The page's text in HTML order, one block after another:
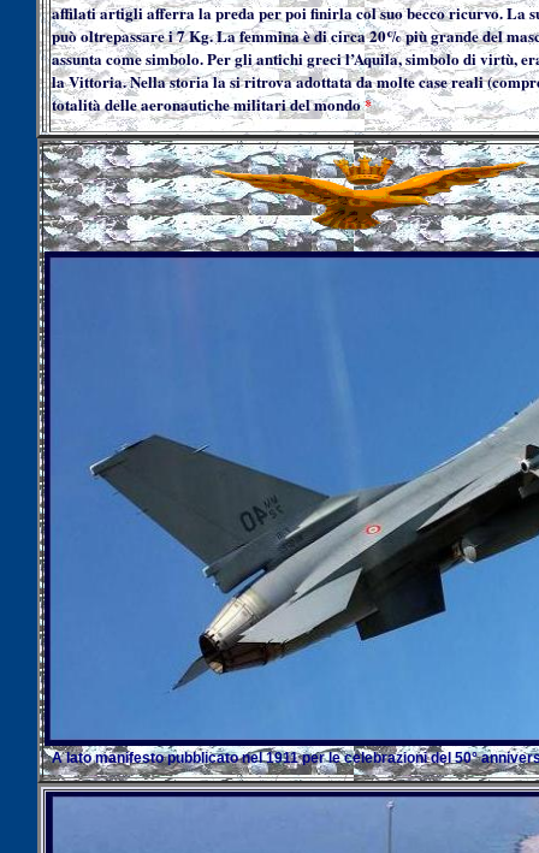
affilati artigli afferra la preda per poi finirla col suo becco ricurvo. La
può oltrepassare i 7 Kg. La femmina è di circa 20% più grande del
assunta come simbolo. Per gli antichi greci l’Aquila, simbolo di virtù,
la Vittoria. Nella storia la si ritrova adottata da molte case reali
totalità delle aeronautiche militari del mondo*
A lato manifesto pubblicato nel 1911 per le celebrazioni del 50°